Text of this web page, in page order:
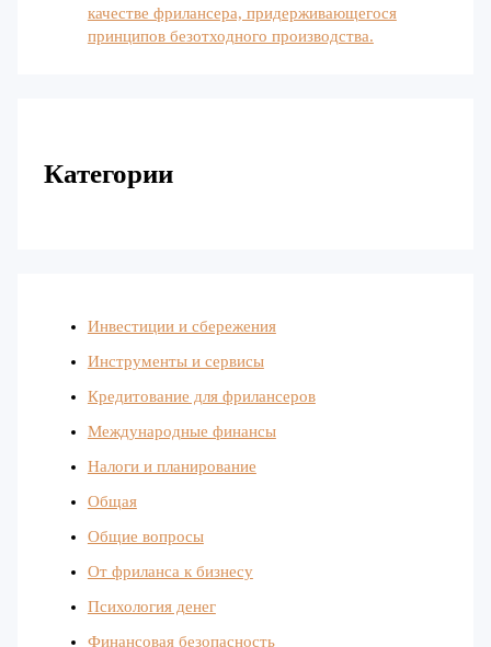
качестве фрилансера, придерживающегося
принципов безотходного производства.
Категории
Инвестиции и сбережения
Инструменты и сервисы
Кредитование для фрилансеров
Международные финансы
Налоги и планирование
Общая
Общие вопросы
От фриланса к бизнесу
Психология денег
Финансовая безопасность